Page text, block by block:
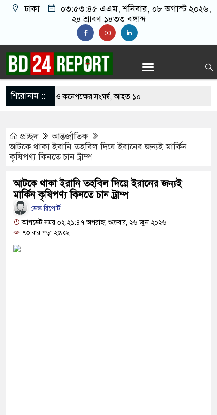
ঢাকা ০৩:৫৩:৪৬ এএম, শনিবার, ০৮ অগাস্ট ২০২৬,
২৪ শ্রাবণ ১৪৩৩ বঙ্গাব্দ
শিরোনাম ::
খাবার নিয়ে বর ও কনেপক্ষের সংঘর্ষ, আহত ১০
শঙ্কায় দেশজুড়ে পুলিশের সতর্কতা জারি
আ.লীগের গোপন বৈঠক থেকে গ্রেপ্তার ৬
যুবদল সভাপতি আটক, ভিডিও ভাইরাল
ফিরলে দায়ী থাকবে জামায়াত-এনসিপি: রাশেদ খাঁন
দিলেন জামায়াত বহিষ্কাকৃত গাজী নজরুলের ১২
প্রচ্ছদ
আন্তর্জাতিক
আটকে থাকা ইরানি তহবিল দিয়ে ইরানের জন্যই মার্কিন
কৃষিপণ্য কিনতে চান ট্রাম্প
আটকে থাকা ইরানি তহবিল দিয়ে ইরানের জন্যই
মার্কিন কৃষিপণ্য কিনতে চান ট্রাম্প
ডেস্ক রিপোর্ট
আপডেট সময় ০২:২১:৪৭ অপরাহ্ন, শুক্রবার, ২৬ জুন ২০২৬
৭৩ বার পড়া হয়েছে